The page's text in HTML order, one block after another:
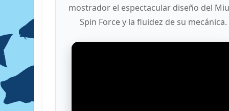
mostrador el espectacular diseño del
Spin Force y la fluidez de su mecánica.